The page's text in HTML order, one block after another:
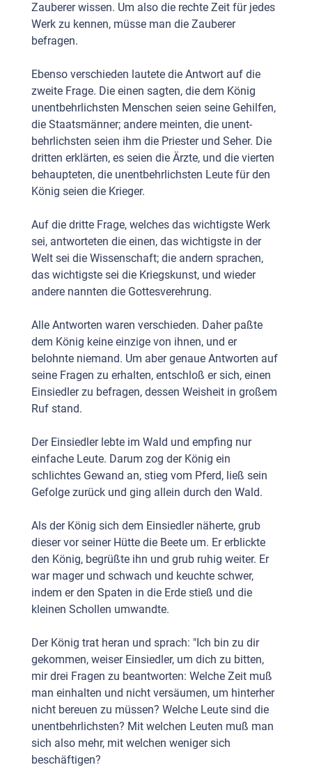
Zauberer wissen. Um also die rechte Zeit für jedes
Werk zu kennen, müsse man die Zauberer
befragen.
Ebenso verschieden lautete die Antwort auf die
zweite Frage. Die einen sagten, die dem König
unentbehrlichsten Menschen seien seine Gehilfen,
die Staatsmänner; andere meinten, die unent­
behrlichsten seien ihm die Priester und Seher. Die
dritten erklärten, es seien die Ärzte, und die vierten
behaupteten, die unentbehr­lichsten Leute für den
König seien die Krieger.
Auf die dritte Frage, welches das wichtigste Werk
sei, ant­worteten die einen, das wichtigste in der
Welt sei die Wissenschaft; die andern sprachen,
das wichtigste sei die Kriegskunst, und wieder
andere nannten die Gottesverehrung.
Alle Antworten waren verschieden. Daher paßte
dem König keine einzige von ihnen, und er
belohnte niemand. Um aber genaue Antworten auf
seine Fragen zu erhalten, entschloß er sich, einen
Einsiedler zu befragen, dessen Weisheit in großem
Ruf stand.
Der Einsiedler lebte im Wald und empfing nur
einfache Leute. Darum zog der König ein
schlichtes Gewand an, stieg vom Pferd, ließ sein
Gefolge zurück und ging allein durch den Wald.
Als der König sich dem Einsiedler näherte, grub
dieser vor seiner Hütte die Beete um. Er erblickte
den König, begrüßte ihn und grub ruhig weiter. Er
war mager und schwach und keuchte schwer,
indem er den Spaten in die Erde stieß und die
kleinen Schollen umwandte.
Der König trat heran und sprach: "Ich bin zu dir
gekommen, weiser Einsiedler, um dich zu bitten,
mir drei Fragen zu be­antworten: Welche Zeit muß
man einhalten und nicht versäumen, um hinterher
nicht bereuen zu müssen? Welche Leute sind die
unentbehrlichsten? Mit welchen Leuten muß man
sich also mehr, mit welchen weniger sich
beschäftigen?